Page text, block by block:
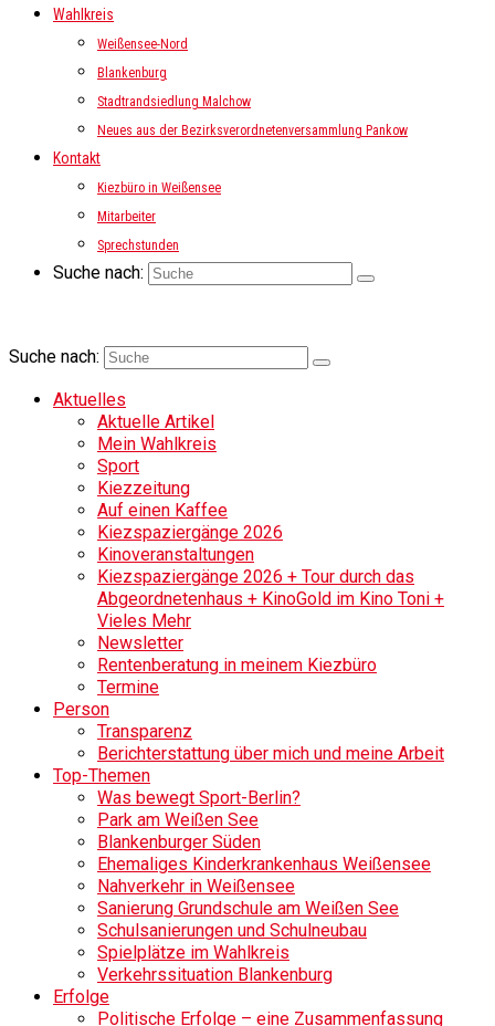
Wahlkreis
Weißensee-Nord
Blankenburg
Stadtrandsiedlung Malchow
Neues aus der Bezirksverordnetenversammlung Pankow
Kontakt
Kiezbüro in Weißensee
Mitarbeiter
Sprechstunden
Suche nach:
Suche nach:
Aktuelles
Aktuelle Artikel
Mein Wahlkreis
Sport
Kiezzeitung
Auf einen Kaffee
Kiezspaziergänge 2026
Kinoveranstaltungen
Kiezspaziergänge 2026 + Tour durch das
Abgeordnetenhaus + KinoGold im Kino Toni +
Vieles Mehr
Newsletter
Rentenberatung in meinem Kiezbüro
Termine
Person
Transparenz
Berichterstattung über mich und meine Arbeit
Top-Themen
Was bewegt Sport-Berlin?
Park am Weißen See
Blankenburger Süden
Ehemaliges Kinderkrankenhaus Weißensee
Nahverkehr in Weißensee
Sanierung Grundschule am Weißen See
Schulsanierungen und Schulneubau
Spielplätze im Wahlkreis
Verkehrssituation Blankenburg
Erfolge
Politische Erfolge – eine Zusammenfassung